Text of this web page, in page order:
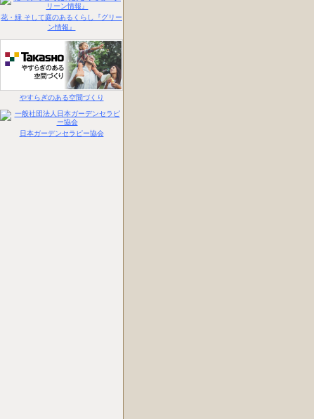
花・緑 そして庭のあるくらし『グリー
ン情報』
やすらぎのある空間づくり
日本ガーデンセラピー協会